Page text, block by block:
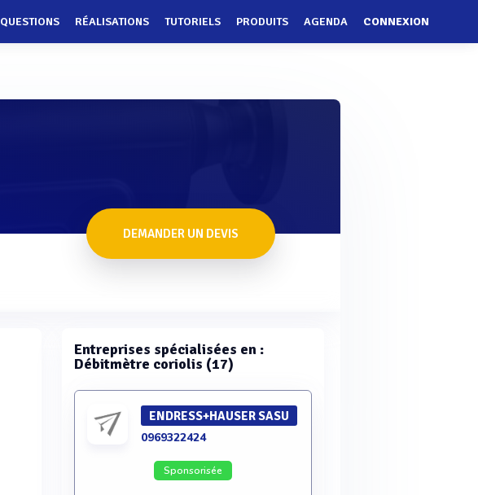
QUESTIONS RÉALISATIONS TUTORIELS PRODUITS AGENDA CONNEXION
DEMANDER UN DEVIS
Entreprises spécialisées en :
Débitmètre coriolis (17)
ENDRESS+HAUSER SASU
0969322424
Sponsorisée